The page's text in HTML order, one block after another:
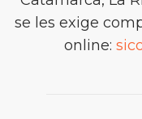
se les exige
online: